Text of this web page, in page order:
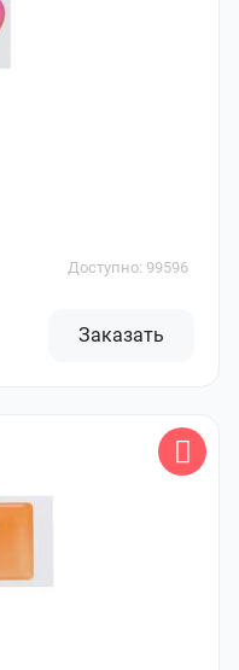
Доступно: 99596
Заказать